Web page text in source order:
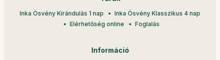
Inka Ösvény Kirándulás 1 nap
Inka Ösvény Klasszikus 4 nap
Elérhetőség online
Foglalás
Információ